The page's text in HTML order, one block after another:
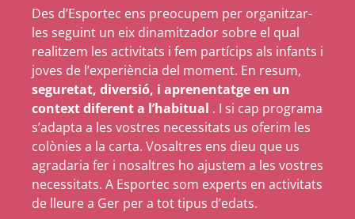
Des d’Esportec ens preocupem per organitzar-
les seguint un eix dinamitzador sobre el qual
realitzem les activitats i fem partícips als infants i
joves de l’experiència del moment. En resum,
seguretat, diversió, i aprenentatge en un
context diferent a l’habitual . I si cap programa
s’adapta a les vostres necessitats us oferim les
colònies a la carta. Vosaltres ens dieu que us
agradaria fer i nosaltres ho ajustem a les vostres
necessitats. A Esportec som experts en activitats
de lleure a Ger per a tot tipus d’edats.